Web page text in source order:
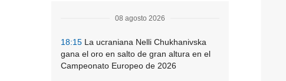
08 agosto 2026
18:15 La ucraniana Nelli Chukhanivska
gana el oro en salto de gran altura en el
Campeonato Europeo de 2026